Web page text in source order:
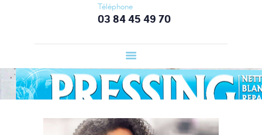
Téléphone
03 84 45 49 70
CONTACT